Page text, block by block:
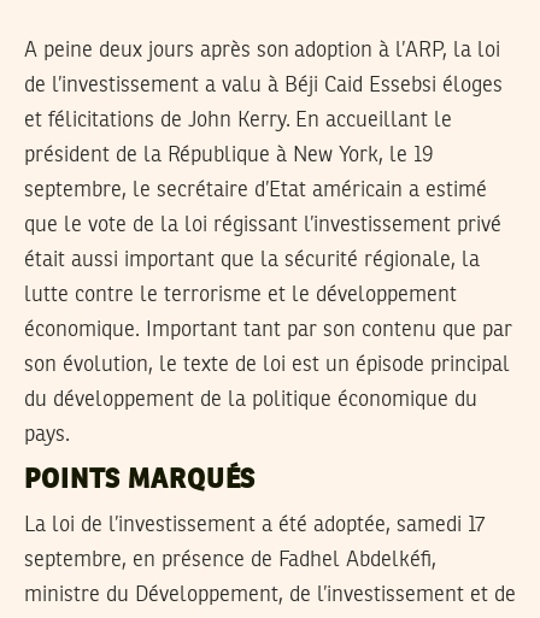
A peine deux jours après son adoption à l’ARP, la loi
de l’investissement a valu à Béji Caid Essebsi éloges
et félicitations de John Kerry. En accueillant le
président de la République à New York, le 19
septembre, le secrétaire d’Etat américain a estimé
que le vote de la loi régissant l’investissement privé
était aussi important que la sécurité régionale, la
lutte contre le terrorisme et le développement
économique. Important tant par son contenu que par
son évolution, le texte de loi est un épisode principal
du développement de la politique économique du
pays.
POINTS MARQUÉS
La loi de l’investissement a été adoptée, samedi 17
septembre, en présence de Fadhel Abdelkéfi,
ministre du Développement, de l’investissement et de